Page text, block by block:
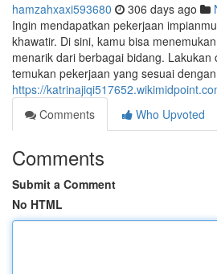
hamzahxaxi593680 306 days ago
Ingin mendapatkan pekerjaan
khawatir. Di sini, kamu bisa
menarik dari berbagai bidang. Lakukan
temukan pekerjaan yang sesuai dengan
https://
Comments
Who Upvoted
Comments
Submit a Comment
No HTML